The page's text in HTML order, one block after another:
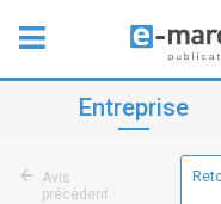
Entreprise
Avis
précédent